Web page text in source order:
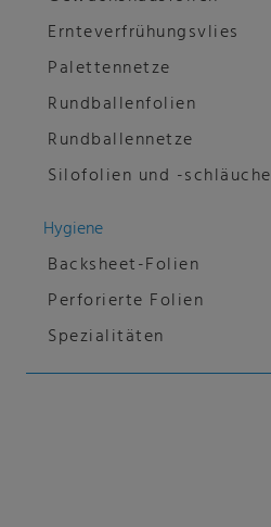
Ernteverfrühungsvlies
Palettennetze
Rundballenfolien
Rundballennetze
Silofolien und -schläuche
Hygiene
Backsheet-Folien
Perforierte Folien
Spezialitäten